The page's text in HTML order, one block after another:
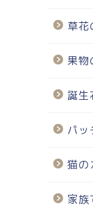
草花
果物
誕生
パッ
猫の
家族